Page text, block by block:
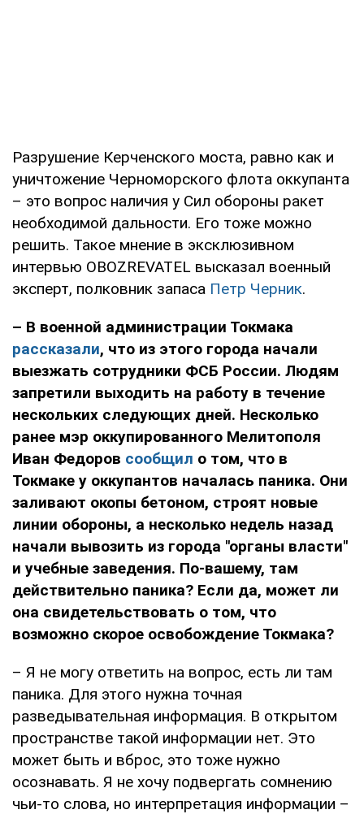
Разрушение Керченского моста, равно как и
уничтожение Черноморского флота оккупанта
– это вопрос наличия у Сил обороны ракет
необходимой дальности. Его тоже можно
решить. Такое мнение в эксклюзивном
интервью OBOZREVATEL высказал военный
эксперт, полковник запаса Петр Черник.
– В военной администрации Токмака
рассказали, что из этого города начали
выезжать сотрудники ФСБ России. Людям
запретили выходить на работу в течение
нескольких следующих дней. Несколько
ранее мэр оккупированного Мелитополя
Иван Федоров сообщил о том, что в
Токмаке у оккупантов началась паника. Они
заливают окопы бетоном, строят новые
линии обороны, а несколько недель назад
начали вывозить из города "органы власти"
и учебные заведения. По-вашему, там
действительно паника? Если да, может ли
она свидетельствовать о том, что
возможно скорое освобождение Токмака?
– Я не могу ответить на вопрос, есть ли там
паника. Для этого нужна точная
разведывательная информация. В открытом
пространстве такой информации нет. Это
может быть и вброс, это тоже нужно
осознавать. Я не хочу подвергать сомнению
чьи-то слова, но интерпретация информации –